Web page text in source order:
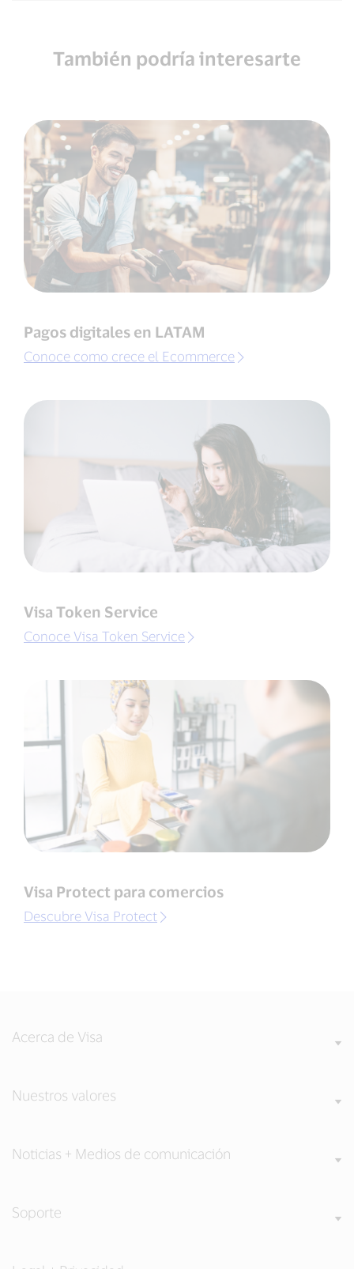
También podría interesarte
Pagos digitales en LATAM
Conoce como crece el Ecommerce
Visa Token Service
Conoce Visa Token Service
Visa Protect para comercios
Descubre Visa Protect
Acerca de Visa
Nuestros valores
Noticias + Medios de comunicación
Soporte